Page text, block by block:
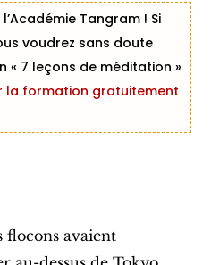
Tangram ! Si
voudrez sans doute
« 7 leçons de méditation »
la formation gratuitement
flocons avaient